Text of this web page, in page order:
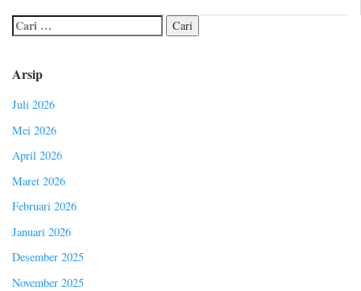
Arsip
Juli 2026
Mei 2026
April 2026
Maret 2026
Februari 2026
Januari 2026
Desember 2025
November 2025